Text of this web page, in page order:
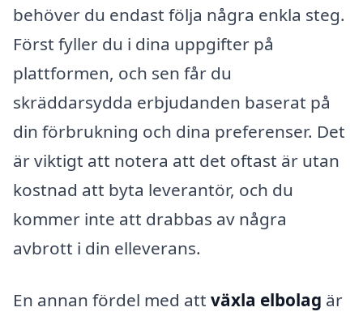
behöver du endast följa några enkla steg.
Först fyller du i dina uppgifter på
plattformen, och sen får du
skräddarsydda erbjudanden baserat på
din förbrukning och dina preferenser. Det
är viktigt att notera att det oftast är utan
kostnad att byta leverantör, och du
kommer inte att drabbas av några
avbrott i din elleverans.
En annan fördel med att växla elbolag är